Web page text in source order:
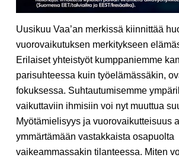
Uusikuu Vaa’an merkissä kiinnittää
vuorovaikutuksen merkitykseen
Erilaiset yhteistyöt kumppaniemme
parisuhteessa kuin työelämässäkin,
fokuksessa. Suhtautumisemme
vaikuttaviin ihmisiin voi nyt muuttua
Myötämielisyys ja vuorovaikutteisuus
ymmärtämään vastakkaista osapuolta
vaikeammassakin tilanteessa. Miten